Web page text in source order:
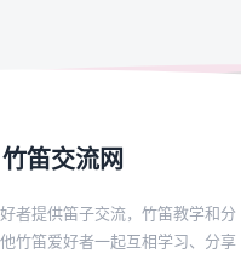
竹笛交流网
者提供笛子交流，竹笛教学和分
竹笛爱好者一起互相学习、分享